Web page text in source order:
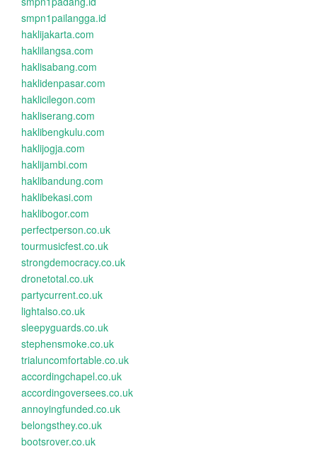
smpn1pailangga.id
haklijakarta.com
haklilangsa.com
haklisabang.com
haklidenpasar.com
haklicilegon.com
hakliserang.com
haklibengkulu.com
haklijogja.com
haklijambi.com
haklibandung.com
haklibekasi.com
haklibogor.com
perfectperson.co.uk
tourmusicfest.co.uk
strongdemocracy.co.uk
dronetotal.co.uk
partycurrent.co.uk
lightalso.co.uk
sleepyguards.co.uk
stephensmoke.co.uk
trialuncomfortable.co.uk
accordingchapel.co.uk
accordingoversees.co.uk
annoyingfunded.co.uk
belongsthey.co.uk
bootsrover.co.uk